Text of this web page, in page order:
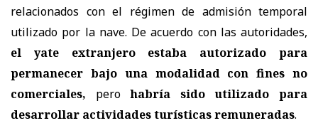
relacionados con el régimen de admisión temporal
utilizado por la nave. De acuerdo con las autoridades,
el yate extranjero estaba autorizado para
permanecer bajo una modalidad con fines no
comerciales, perohabría sido utilizado para
desarrollar actividades turísticas remuneradas.